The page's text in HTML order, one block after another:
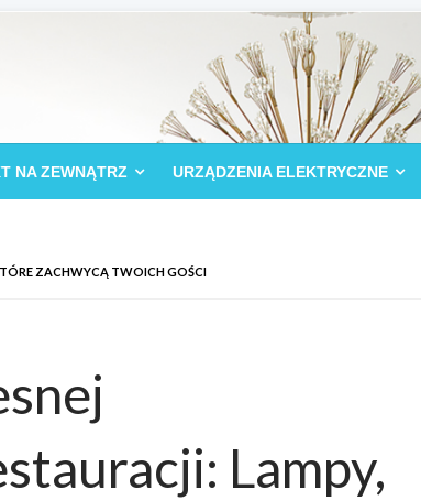
NA ZEWNĄTRZ URZĄDZENIA ELEKTRYCZNE
ZACHWYCĄ TWOICH GOŚCI
Lampy,